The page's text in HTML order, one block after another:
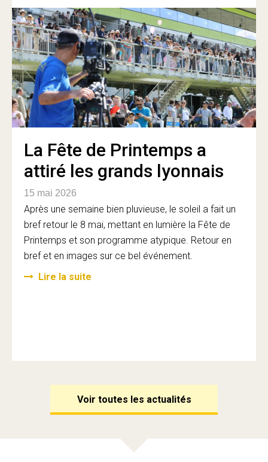
La Fête de Printemps a
attiré les grands lyonnais
15 mai 2026
Après une semaine bien pluvieuse, le soleil a fait un
bref retour le 8 mai, mettant en lumière la Fête de
Printemps et son programme atypique. Retour en
bref et en images sur ce bel événement.
Lire la suite
Voir toutes les actualités